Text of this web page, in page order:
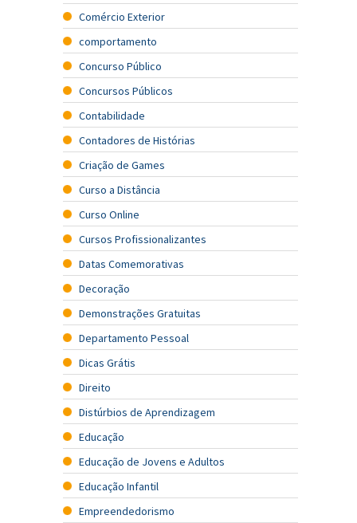
Comércio Exterior
comportamento
Concurso Público
Concursos Públicos
Contabilidade
Contadores de Histórias
Criação de Games
Curso a Distância
Curso Online
Cursos Profissionalizantes
Datas Comemorativas
Decoração
Demonstrações Gratuitas
Departamento Pessoal
Dicas Grátis
Direito
Distúrbios de Aprendizagem
Educação
Educação de Jovens e Adultos
Educação Infantil
Empreendedorismo